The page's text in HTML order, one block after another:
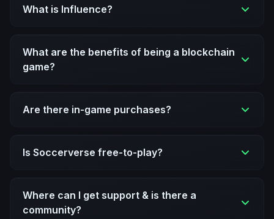
What is Influence?
What are the benefits of being a blockchain
game?
Are there in-game purchases?
Is Soccerverse free-to-play?
Where can I get support & is there a
community?